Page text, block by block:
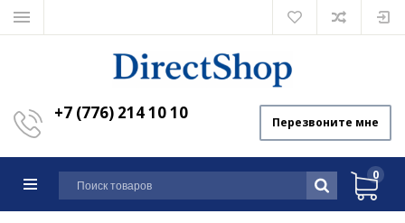
+7 (776) 214 10 10 Перезвоните мне
0